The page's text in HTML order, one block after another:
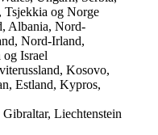
Tsjekkia og Norge
Albania, Nord-
Nord-Irland,
Israel
Kosovo,
Estland, Kypros,
Liechtenstein